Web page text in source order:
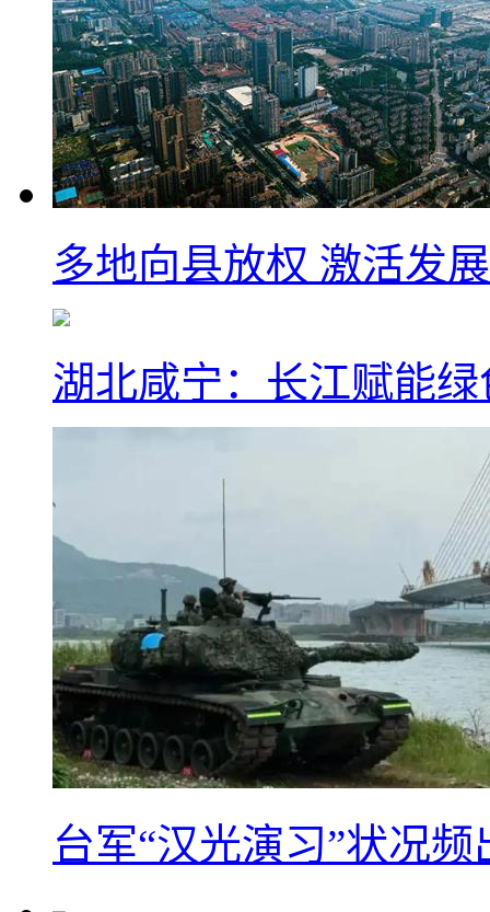
多地向县放权 激活发
湖北咸宁：长江赋能
台军“汉光演习”状况